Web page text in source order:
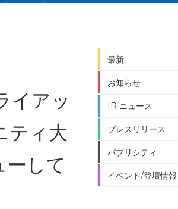
イアッ
ティ大
して
最新
お知らせ
IR ニュース
プレスリリース
パブリシティ
イベント/登壇情報